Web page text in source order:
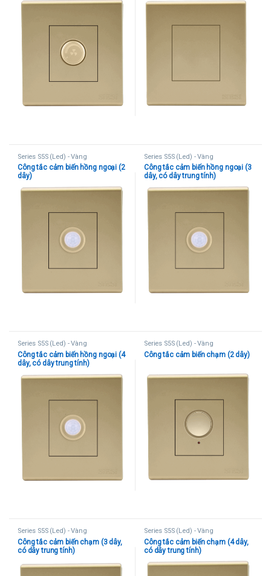
Series S5S (Led) - Vàng
Công tắc cảm biến hồng ngoại (2
dây)
Series S5S (Led) - Vàng
Công tắc cảm biến hồng ngoại (3
dây, có dây trung tính)
Series S5S (Led) - Vàng
Công tắc cảm biến hồng ngoại (4
dây, có dây trung tính)
Series S5S (Led) - Vàng
Công tắc cảm biến chạm (2 dây)
Series S5S (Led) - Vàng
Công tắc cảm biến chạm (3 dây,
có dây trung tính)
Series S5S (Led) - Vàng
Công tắc cảm biến chạm (4 dây,
có dây trung tính)